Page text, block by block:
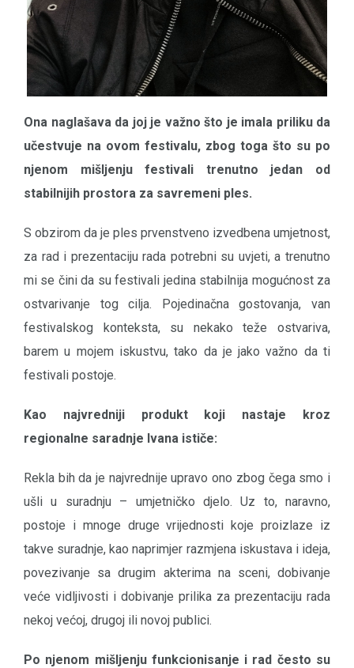
Ona naglašava da joj je važno što je imala priliku da
učestvuje na ovom festivalu, zbog toga što su po
njenom mišljenju festivali trenutno jedan od
stabilnijih prostora za savremeni ples.
S obzirom da je ples prvenstveno izvedbena umjetnost,
za rad i prezentaciju rada potrebni su uvjeti, a trenutno
mi se čini da su festivali jedina stabilnija mogućnost za
ostvarivanje tog cilja. Pojedinačna gostovanja, van
festivalskog konteksta, su nekako teže ostvariva,
barem u mojem iskustvu, tako da je jako važno da ti
festivali postoje.
Kao najvredniji produkt koji nastaje kroz
regionalne saradnje Ivana ističe:
Rekla bih da je najvrednije upravo ono zbog čega smo i
ušli u suradnju – umjetničko djelo. Uz to, naravno,
postoje i mnoge druge vrijednosti koje proizlaze iz
takve suradnje, kao naprimjer razmjena iskustava i ideja,
povezivanje sa drugim akterima na sceni, dobivanje
veće vidljivosti i dobivanje prilika za prezentaciju rada
nekoj većoj, drugoj ili novoj publici.
Po njenom mišljenju funkcionisanje i rad često su